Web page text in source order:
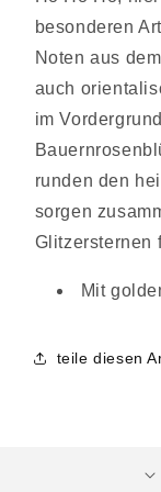
besonderen
Noten aus
auch
im
runden den
sorgen
Glitzersternen
Mit
teile diesen